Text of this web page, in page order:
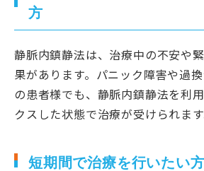
方
静脈内鎮静法は、治療中の不安や
果があります。パニック障害や過
の患者様でも、静脈内鎮静法を利
クスした状態で治療が受けられます
短期間で治療を行いたい方